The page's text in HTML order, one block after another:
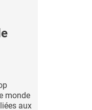
monde
aux